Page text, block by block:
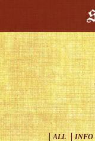
ALL INFO